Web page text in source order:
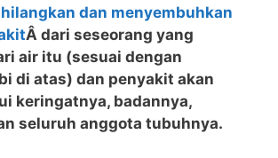
dan menyembuhkan
Â dari seseorang yang
air itu (sesuai dengan
di atas) dan penyakit akan
keringatnya, badannya,
seluruh anggota tubuhnya.